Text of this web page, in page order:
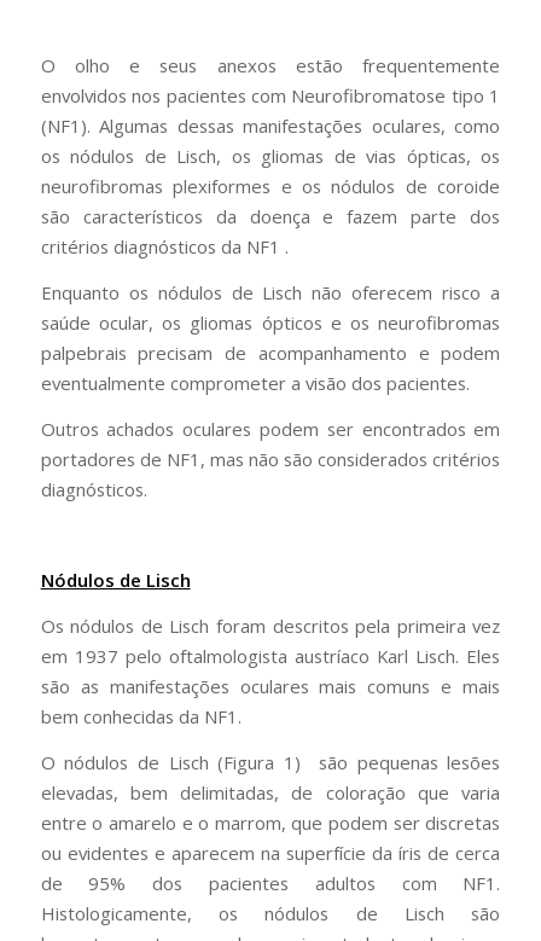
O olho e seus anexos estão frequentemente
envolvidos nos pacientes com Neurofibromatose tipo 1
(NF1). Algumas dessas manifestações oculares, como
os nódulos de Lisch, os gliomas de vias ópticas, os
neurofibromas plexiformes e os nódulos de coroide
são característicos da doença e fazem parte dos
critérios diagnósticos da NF1 .
Enquanto os nódulos de Lisch não oferecem risco a
saúde ocular, os gliomas ópticos e os neurofibromas
palpebrais precisam de acompanhamento e podem
eventualmente comprometer a visão dos pacientes.
Outros achados oculares podem ser encontrados em
portadores de NF1, mas não são considerados critérios
diagnósticos.
Nódulos de Lisch
Os nódulos de Lisch foram descritos pela primeira vez
em 1937 pelo oftalmologista austríaco Karl Lisch. Eles
são as manifestações oculares mais comuns e mais
bem conhecidas da NF1.
O nódulos de Lisch (Figura 1) são pequenas lesões
elevadas, bem delimitadas, de coloração que varia
entre o amarelo e o marrom, que podem ser discretas
ou evidentes e aparecem na superfície da íris de cerca
de 95% dos pacientes adultos com NF1.
Histologicamente, os nódulos de Lisch são